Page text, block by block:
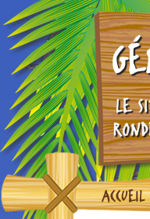
LE
ACCUEIL